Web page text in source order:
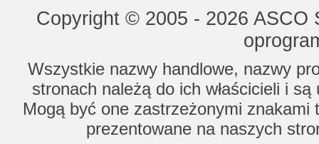
Copyright © 2005 - 2026
Wszystkie nazwy handlowe, nazwy
stronach należą do ich właścicieli i
Mogą być one zastrzeżonymi znakami
prezentowane na naszych